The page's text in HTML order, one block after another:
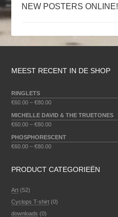
NEW POSTERS ONLINE!
MEEST RECENT IN DE SHOP
RINGLETS
€60.00 –€80.00
MICHELLE DAVID & THE TRUETONES
€60.00 –€80.00
PHOSPHORESCENT
€60.00 –€80.00
PRODUCT CATEGORIEËN
Art (52)
Cyclops T-shirt (0)
downloads (0)